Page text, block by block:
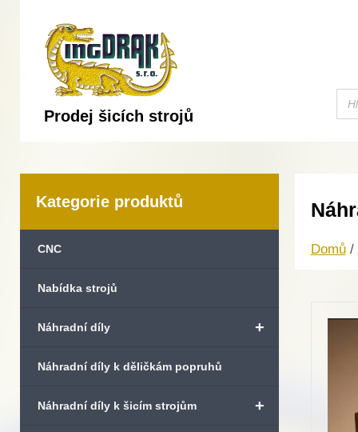
Prodej šicích strojů
Kategorie produktů
CNC
Nabídka strojů
+
Náhradní díly
Náhradní díly k děličkám popruhů
+
Náhradní díly k šicím strojům
Domů/